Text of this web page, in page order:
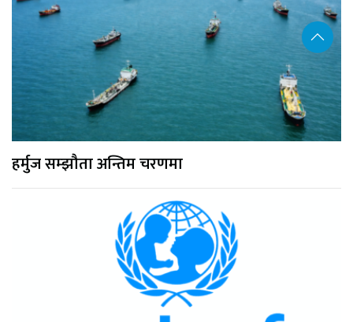
हर्मुज सम्झौता अन्तिम चरणमा